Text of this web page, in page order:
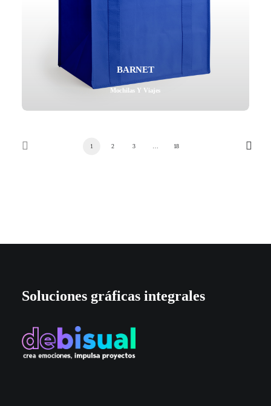
BARNET
Mochilas Y Viajes
1 2 3 18
Soluciones gráficas integrales